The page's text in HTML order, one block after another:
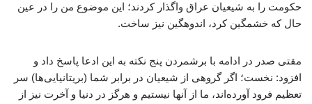
حکومت را به شیعیان عراق واگذار کردند؛ این موضوع من را در عین
حال که خشمگین کرد، اندوهگین نیز ساخت.
مقتی صدر در ادامه با برشمردن پنج نکته به این ادعا پاسخ داد و
افزود: نخست؛ اگر گروهی از شیعیان در برابر شما (بریتانیایی‌ها) سر
تعظیم فرود آورده‌اند، ما از آنها نیستیم و هرگز در دنیا و آخرت نیز از